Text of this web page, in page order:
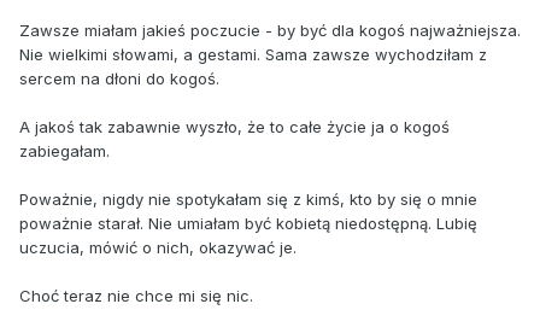
Zawsze miałam jakieś poczucie - by być dla kogoś najważniejsza.
Nie wielkimi słowami, a gestami. Sama zawsze wychodziłam z
sercem na dłoni do kogoś.
A jakoś tak zabawnie wyszło, że to całe życie ja o kogoś
zabiegałam.
Poważnie, nigdy nie spotykałam się z kimś, kto by się o mnie
poważnie starał. Nie umiałam być kobietą niedostępną. Lubię
uczucia, mówić o nich, okazywać je.
Choć teraz nie chce mi się nic.